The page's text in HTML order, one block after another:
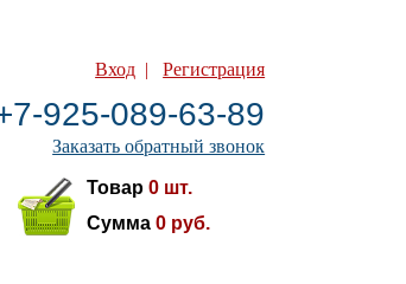
Вход |Регистрация
925-089-63-89
Заказать обратный звонок
Товар0 шт.
Сумма0 руб.